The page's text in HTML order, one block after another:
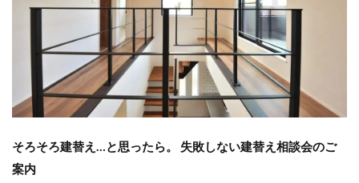
そろそろ建替え…と思ったら。 失敗しない建替え相談会のご
案内